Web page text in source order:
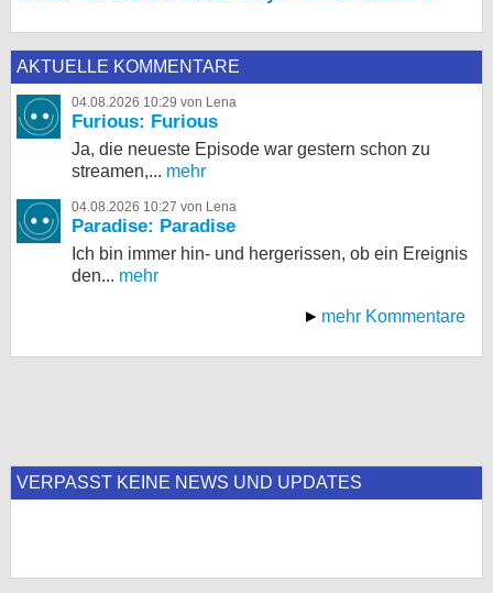
AKTUELLE KOMMENTARE
04.08.2026 10:29 von Lena
Furious: Furious
Ja, die neueste Episode war gestern schon zu
streamen,... mehr
04.08.2026 10:27 von Lena
Paradise: Paradise
Ich bin immer hin- und hergerissen, ob ein Ereignis
den... mehr
mehr Kommentare
VERPASST KEINE NEWS UND UPDATES